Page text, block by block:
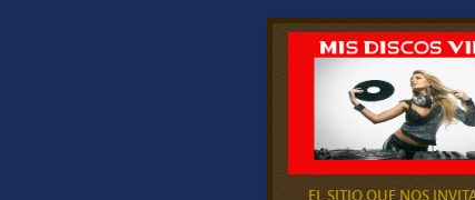
EL SITIO QUE NOS